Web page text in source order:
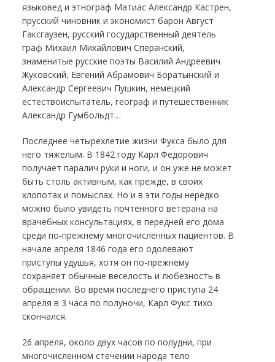
языковед и этнограф Матиас Александр Кастрен,
прусский чиновник и экономист барон Август
Гаксгаузен, русский государственный деятель
граф Михаил Михайлович Сперанский,
знаменитые русские поэты Василий Андреевич
Жуковский, Евгений Абрамович Боратынский и
Александр Сергеевич Пушкин, немецкий
естествоиспытатель, географ и путешественник
Александр Гумбольдт…
Последнее четырехлетие жизни Фукса было для
него тяжелым. В 1842 году Карл Федорович
получает паралич руки и ноги, и он уже не может
быть столь активным, как прежде, в своих
хлопотах и помыслах. Но и в эти годы нередко
можно было увидеть почтенного ветерана на
врачебных консультациях, в передней его дома
среди по-прежнему многочисленных пациентов. В
начале апреля 1846 года его одолевают
приступы удушья, хотя он по-прежнему
сохраняет обычные веселость и любезность в
обращении. Во время последнего приступа 24
апреля в 3 часа по полуночи, Карл Фукс тихо
скончался.
26 апреля, около двух часов по полудни, при
многочисленном стечении народа тело